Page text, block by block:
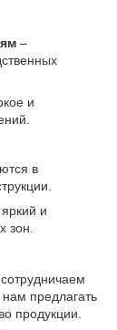
–
и
в
и
зон.
предлагать
продукции.